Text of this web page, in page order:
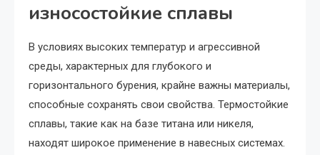
износостойкие сплавы
В условиях высоких температур и агрессивной
среды, характерных для глубокого и
горизонтального бурения, крайне важны материалы,
способные сохранять свои свойства. Термостойкие
сплавы, такие как на базе титана или никеля,
находят широкое применение в навесных системах.